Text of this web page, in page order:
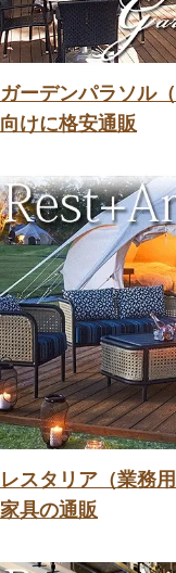
ガーデンパラソル
向けに格安通販
レスタリア（業務
家具の通販